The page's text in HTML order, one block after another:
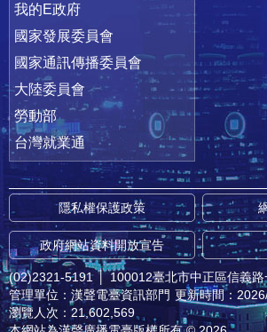
我的E政府
國家發展委員會
國家通訊傳播委員會
大陸委員會
勞動部
台灣就業通
隱私權保護政策
政府網站資料開放宣告
(02)2321-5191 │ 100012臺北市中正區信義
管理單位：漢聲電臺資訊部門 更新時間：
瀏覽人次：21,602,569